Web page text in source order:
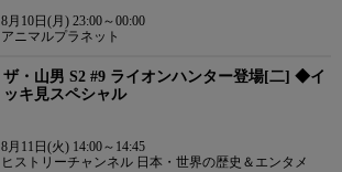
8月10日(月) 23:00～00:00
アニマルプラネット
ザ・山男 S2 #9 ライオンハンター登場[二] ◆イ
ッキ見スペシャル
8月11日(火) 14:00～14:45
ヒストリーチャンネル 日本・世界の歴史＆エンタメ